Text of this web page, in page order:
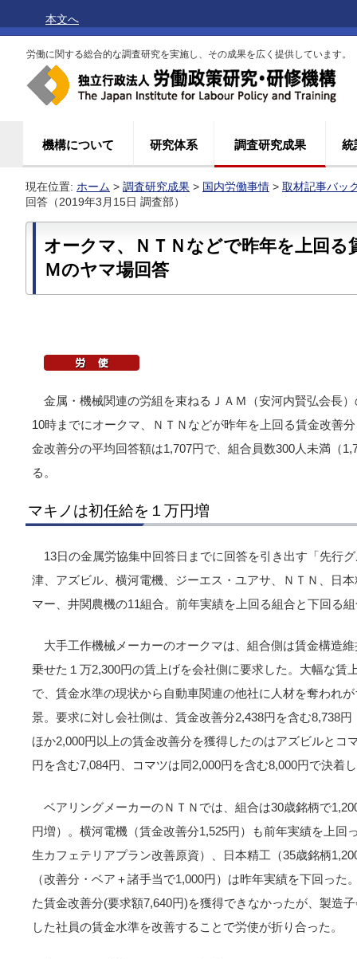
本文へ
労働に関する総合的な調査研究を実施し、その成果を広く提供しています。
機構について 研究体系 調査研究成果 統
現在位置: ホーム > 調査研究成果 > 国内労働事情 > 取材記事バッ
回答（2019年3月15日 調査部）
オークマ、ＮＴＮなどで昨年を上回る
Ｍのヤマ場回答
金属・機械関連の労組を束ねるＪＡＭ（安河内賢弘会長
10時までにオークマ、ＮＴＮなどが昨年を上回る賃金改善
金改善分の平均回答額は1,707円で、組合員数300人未満（
る。
マキノは初任給を１万円増
13日の金属労協集中回答日までに回答を引き出す「先行
津、アズビル、横河電機、ジーエス・ユアサ、ＮＴＮ、日
マー、井関農機の11組合。前年実績を上回る組合と下回る
大手工作機械メーカーのオークマは、組合側は賃金構造
乗せた１万2,300円の賃上げを会社側に要求した。大幅な賃
で、賃金水準の現状から自動車関連の他社に人材を奪われ
景。要求に対し会社側は、賃金改善分2,438円を含む8,738
ほか2,000円以上の賃金改善分を獲得したのはアズビルとコ
円を含む7,084円、コマツは同2,000円を含む8,000円で決着
ベアリングメーカーのＮＴＮでは、組合は30歳銘柄で
円増）。横河電機（賃金改善分1,525円）も前年実績を上回
生カフェテリアプラン改善原資）、日本精工（35歳銘柄
（改善分・ベア＋諸手当で1,000円）は昨年実績を下回っ
た賃金改善分(要求額7,640円)を獲得できなかったが、製造
した社員の賃金水準を改善することで労使が折り合った。